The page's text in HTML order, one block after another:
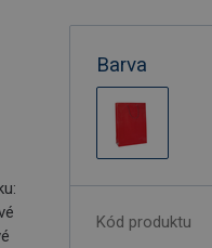
Barva
Kód produktu